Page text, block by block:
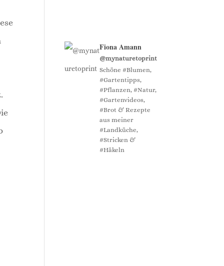
Fiona Amann
@mynaturetoprint
Schöne #Blumen,
#Gartentipps,
#Pflanzen, #Natur,
#Gartenvideos,
#Brot & Rezepte
aus meiner
#Landküche,
#Stricken &
#Häkeln